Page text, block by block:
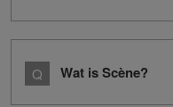
Wat is Scène?